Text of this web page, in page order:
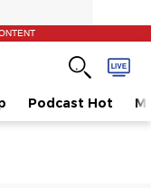
Podcast Hot